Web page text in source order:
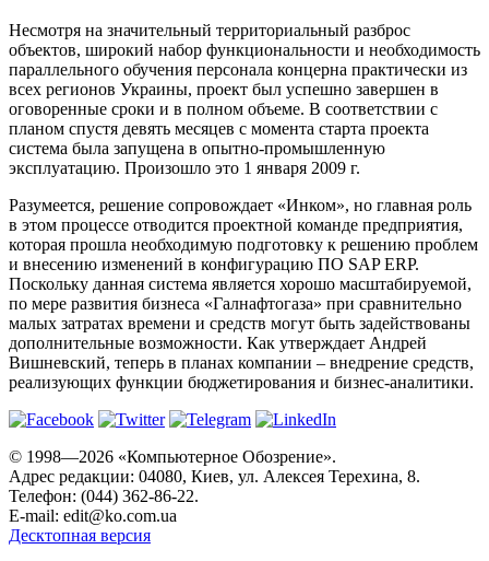
Несмотря на значительный территориальный разброс
объектов, широкий набор функциональности и необходимость
параллельного обучения персонала концерна практически из
всех регионов Украины, проект был успешно завершен в
оговоренные сроки и в полном объеме. В соответствии с
планом спустя девять месяцев с момента старта проекта
система была запущена в опытно-промышленную
эксплуатацию. Произошло это 1 января 2009 г.
Разумеется, решение сопровождает «Инком», но главная роль
в этом процессе отводится проектной команде предприятия,
которая прошла необходимую подготовку к решению проблем
и внесению изменений в конфигурацию ПО SAP ERP.
Поскольку данная система является хорошо масштабируемой,
по мере развития бизнеса «Галнафтогаза» при сравнительно
малых затратах времени и средств могут быть задействованы
дополнительные возможности. Как утверждает Андрей
Вишневский, теперь в планах компании – внедрение средств,
реализующих функции бюджетирования и бизнес-аналитики.
© 1998—2026 «Компьютерное Обозрение».
Адрес редакции: 04080, Киев, ул. Алексея Терехина, 8.
Телефон: (044) 362-86-22.
E-mail: edit@ko.com.ua
Десктопная версия